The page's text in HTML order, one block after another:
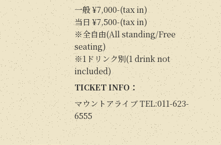
一般 ¥7,000-(tax in)
当日 ¥7,500-(tax in)
※全自由(All standing/Free
seating)
※1ドリンク別(1 drink not
included)
TICKET INFO：
マウントアライブ TEL:011-623-
6555